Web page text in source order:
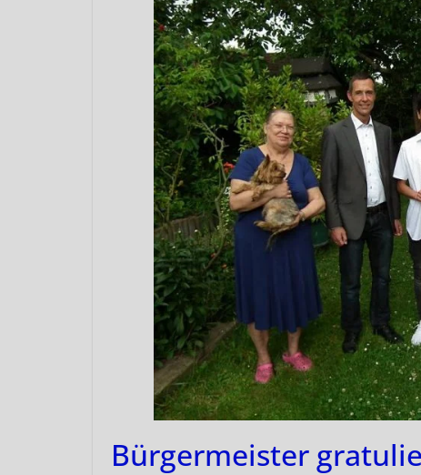
Bürgermeister